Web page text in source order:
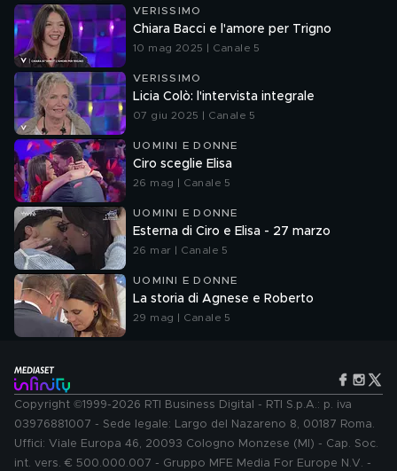
VERISSIMO
Chiara Bacci e l'amore per Trigno
10 mag 2025 | Canale 5
VERISSIMO
Licia Colò: l'intervista integrale
07 giu 2025 | Canale 5
UOMINI E DONNE
Ciro sceglie Elisa
26 mag | Canale 5
UOMINI E DONNE
Esterna di Ciro e Elisa - 27 marzo
26 mar | Canale 5
UOMINI E DONNE
La storia di Agnese e Roberto
29 mag | Canale 5
Copyright ©1999-2026 RTI Business Digital - RTI S.p.A.: p. iva
03976881007 - Sede legale: Largo del Nazareno 8, 00187 Roma.
Uffici: Viale Europa 46, 20093 Cologno Monzese (MI) - Cap. Soc.
int. vers. € 500.000.007 - Gruppo MFE Media For Europe N.V. -